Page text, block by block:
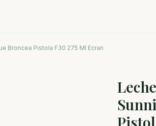
Broncea Pistola F30 275 Ml Ecran